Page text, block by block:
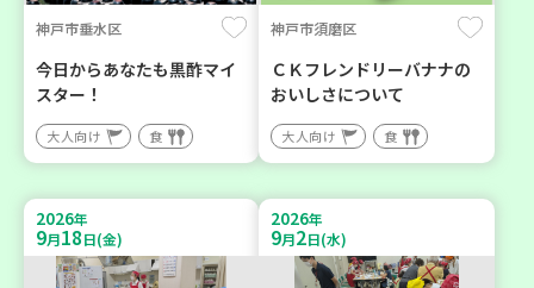
神戸市垂水区
今日からあなたも黒酢マイ
スター！
大人向け 食
神戸市須磨区
ＣＫフレンドリーバナナの
おいしさについて
大人向け 食
2026年
9月18日(金)
2026年
9月2日(水)